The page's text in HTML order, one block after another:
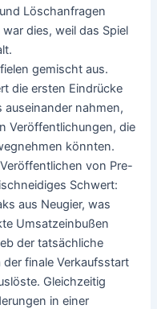
Löschanfragen
dies, weil das Spiel
gemischt aus.
die ersten Eindrücke
auseinander nahmen,
Veröffentlichungen, die
könnten.
von Pre-
Schwert:
aus Neugier, was
Umsatzeinbußen
der tatsächliche
finale Verkaufsstart
Gleichzeitig
in einer